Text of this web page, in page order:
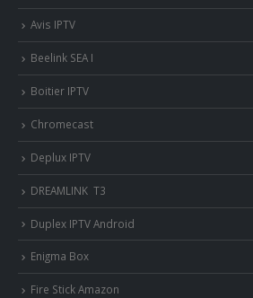
Avis IPTV
Beelink SEA I
Boitier IPTV
Chromecast
Deplux IPTV
DREAMLINK T3
Duplex IPTV Android
Enigma Box
Fire Stick Amazon